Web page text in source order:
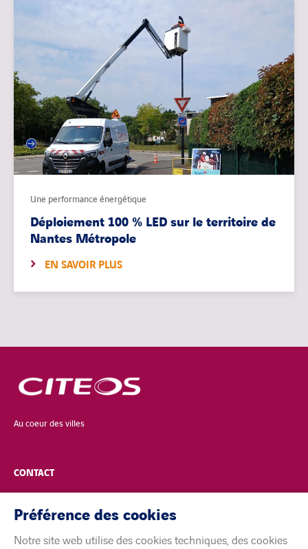
Une performance énergétique
Déploiement 100 % LED sur le territoire de
Nantes Métropole
EN SAVOIR PLUS
Au coeur des villes
CONTACT
POLITIQUE DE CONFIDENTIALITÉ
MENTIONS LÉGALES
Préférence des cookies
Notre site web utilise des cookies techniques, des cookies